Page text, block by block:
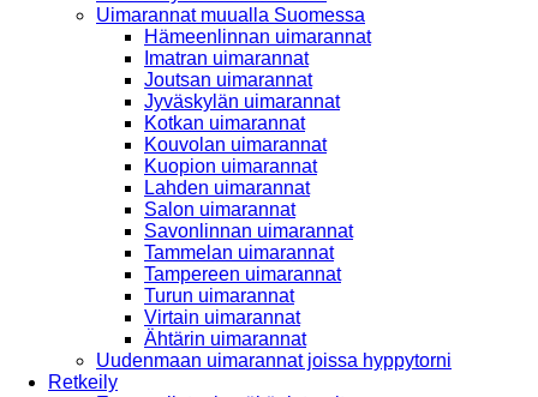
Uimarannat muualla Suomessa
Hämeenlinnan uimarannat
Imatran uimarannat
Joutsan uimarannat
Jyväskylän uimarannat
Kotkan uimarannat
Kouvolan uimarannat
Kuopion uimarannat
Lahden uimarannat
Salon uimarannat
Savonlinnan uimarannat
Tammelan uimarannat
Tampereen uimarannat
Turun uimarannat
Virtain uimarannat
Ähtärin uimarannat
Uudenmaan uimarannat joissa hyppytorni
Retkeily